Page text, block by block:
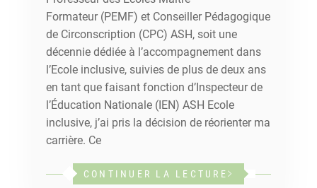
Formateur (PEMF) et Conseiller Pédagogique
de Circonscription (CPC) ASH, soit une
décennie dédiée à l’accompagnement dans
l’Ecole inclusive, suivies de plus de deux ans
en tant que faisant fonction d’Inspecteur de
l’Éducation Nationale (IEN) ASH Ecole
inclusive, j’ai pris la décision de réorienter ma
carrière. Ce
CONTINUER LA LECTURE